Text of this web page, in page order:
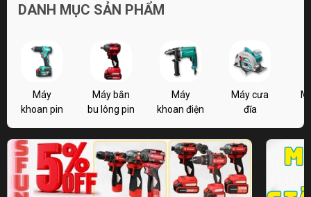
DANH MỤC SẢN PHẨM
Máy
khoan pin
Máy bắn
bu lông pin
Máy
khoan điện
Máy cưa
đĩa